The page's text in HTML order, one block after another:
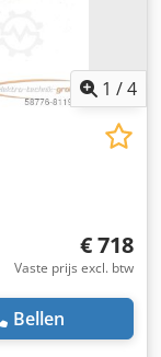
1 /4
€ 718
Vaste prijs excl. btw
Bellen